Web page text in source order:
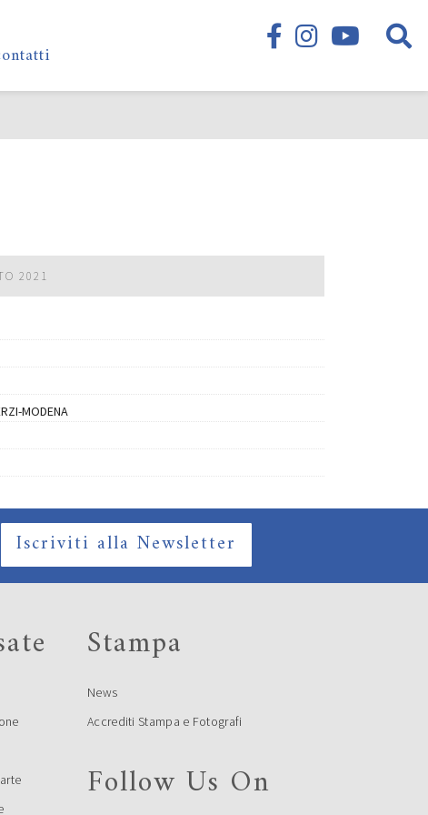
2021
MODENA
Iscriviti alla Newsletter
Stampa
News
Accrediti Stampa e Fotografi
Follow Us On